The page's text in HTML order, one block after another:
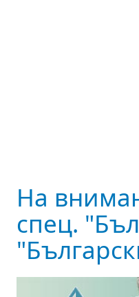
На
спец.